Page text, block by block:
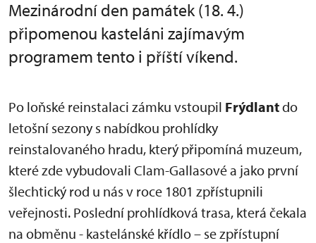
Mezinárodní den památek (18. 4.)
připomenou kasteláni zajímavým
programem tento i příští víkend.
Po loňské reinstalaci zámku vstoupil Frýdlantdo
letošní sezony s nabídkou prohlídky
reinstalovaného hradu, který připomíná muzeum,
které zde vybudovali Clam-Gallasové a jako první
šlechtický rod u nás v roce 1801 zpřístupnili
veřejnosti. Poslední prohlídková trasa, která čekala
na obměnu - kastelánské křídlo – se zpřístupní